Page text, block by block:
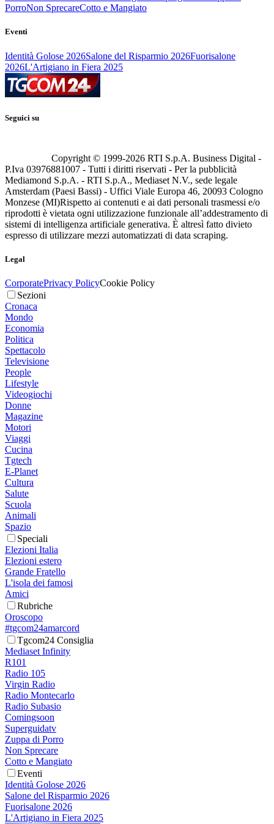
PorroNon SprecareCotto e Mangiato
Eventi
Identità Golose 2026Salone del Risparmio 2026Fuorisalone
2026L'Artigiano in Fiera 2025
Seguici su
Copyright © 1999-2026 RTI S.p.A. Business Digital -
P.Iva 03976881007 - Tutti i diritti riservati - Per la pubblicità
Mediamond S.p.A. - RTI S.p.A., Mediaset N.V., sede legale
Amsterdam (Paesi Bassi) - Uffici Viale Europa 46, 20093 Cologno
Monzese (MI)Rispetto ai contenuti e ai dati personali trasmessi e/o
riprodotti è vietata ogni utilizzazione funzionale all’addestramento di
sistemi di intelligenza artificiale generativa. È altresì fatto divieto
espresso di utilizzare mezzi automatizzati di data scraping.
Legal
CorporatePrivacy PolicyCookie Policy
Sezioni
Cronaca
Mondo
Economia
Politica
Spettacolo
Televisione
People
Lifestyle
Videogiochi
Donne
Magazine
Motori
Viaggi
Cucina
Tgtech
E-Planet
Cultura
Salute
Scuola
Animali
Spazio
Speciali
Elezioni Italia
Elezioni estero
Grande Fratello
L'isola dei famosi
Amici
Rubriche
Oroscopo
#tgcom24amarcord
Tgcom24 Consiglia
Mediaset Infinity
R101
Radio 105
Virgin Radio
Radio Montecarlo
Radio Subasio
Comingsoon
Superguidatv
Zuppa di Porro
Non Sprecare
Cotto e Mangiato
Eventi
Identità Golose 2026
Salone del Risparmio 2026
Fuorisalone 2026
L'Artigiano in Fiera 2025